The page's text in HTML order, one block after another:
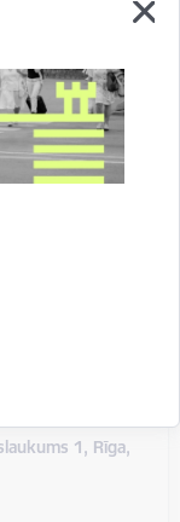
domes 2016.
Nr. 198 "Par
1, Rīga,